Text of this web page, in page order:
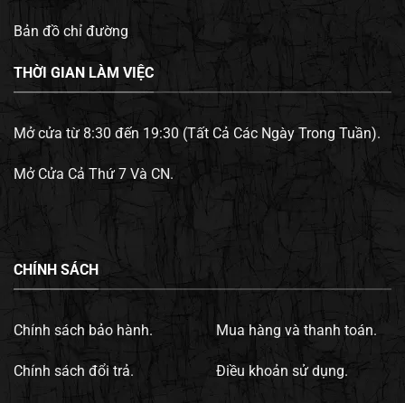
Bản đồ chỉ đường
THỜI GIAN LÀM VIỆC
Mở cửa từ 8:30 đến 19:30 (Tất Cả Các Ngày Trong Tuần).
Mở Cửa Cả Thứ 7 Và CN.
CHÍNH SÁCH
Chính sách bảo hành.
Chính sách đổi trả.
Mua hàng và thanh toán.
Điều khoản sử dụng.